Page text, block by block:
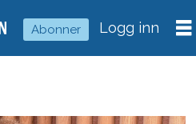
Abonner Logg inn